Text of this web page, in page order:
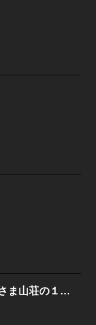
レッド 最終章 あさま山荘の１０日間